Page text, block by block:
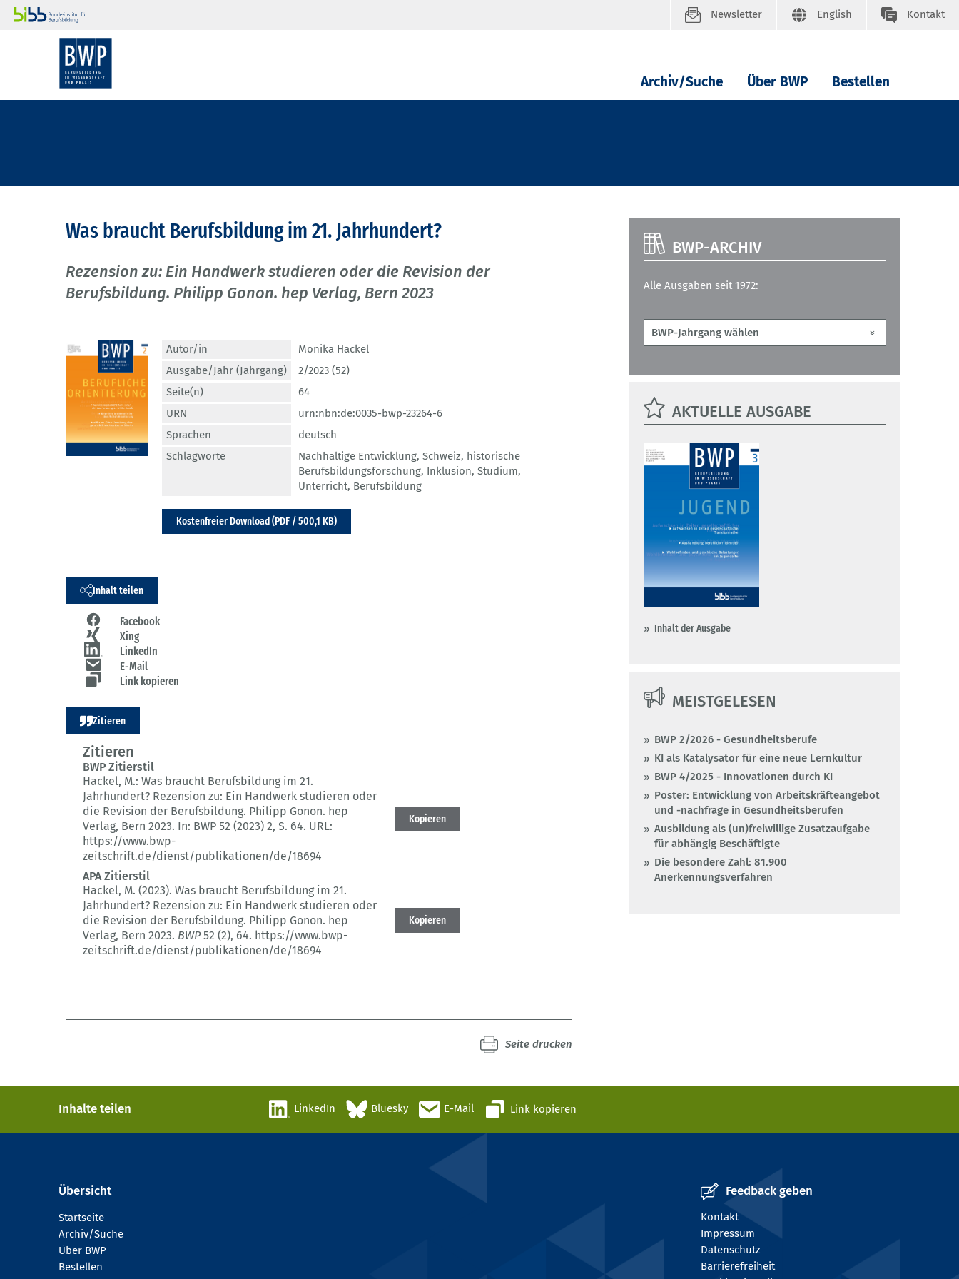
Newsletter English Kontakt
Archiv/Suche Über BWP Bestellen
Was braucht Berufsbildung im 21. Jahrhundert?
Rezension zu: Ein Handwerk studieren oder die Revision der
Berufsbildung. Philipp Gonon. hep Verlag, Bern 2023
Autor/in
Monika Hackel
Ausgabe/Jahr (Jahrgang)
2/2023 (52)
Seite(n)
64
URN
urn:nbn:de:0035-bwp-23264-6
Sprachen
deutsch
Schlagworte
Nachhaltige Entwicklung, Schweiz, historische
Berufsbildungsforschung, Inklusion, Studium,
Unterricht, Berufsbildung
Kostenfreier Download (PDF / 500,1 KB)
Inhalt teilen
Facebook
Xing
LinkedIn
E-Mail
Link kopieren
Zitieren
Zitieren
BWP Zitierstil
Hackel, M.: Was braucht Berufsbildung im 21.
Jahrhundert? Rezension zu: Ein Handwerk studieren oder
die Revision der Berufsbildung. Philipp Gonon. hep
Verlag, Bern 2023. In: BWP 52 (2023) 2, S. 64. URL:
https://www.bwp-
zeitschrift.de/dienst/publikationen/de/18694
Kopieren
APA Zitierstil
Hackel, M. (2023). Was braucht Berufsbildung im 21.
Jahrhundert? Rezension zu: Ein Handwerk studieren oder
die Revision der Berufsbildung. Philipp Gonon. hep
Verlag, Bern 2023. BWP52 (2), 64. https://www.bwp-
zeitschrift.de/dienst/publikationen/de/18694
Kopieren
Seite drucken
BWP-ARCHIV
Alle Ausgaben seit 1972:
AKTUELLE AUSGABE
Inhalt der Ausgabe
MEISTGELESEN
BWP 2/2026 - Gesundheitsberufe
KI als Katalysator für eine neue Lernkultur
BWP 4/2025 - Innovationen durch KI
Poster: Entwicklung von Arbeitskräfteangebot
und -nachfrage in Gesundheitsberufen
Ausbildung als (un)freiwillige Zusatzaufgabe
für abhängig Beschäftigte
Die besondere Zahl: 81.900
Anerkennungsverfahren
Inhalte teilen LinkedIn Bluesky E-Mail Link kopieren
Übersicht
Startseite
Archiv/Suche
Über BWP
Bestellen
Feedback geben
Kontakt
Impressum
Datenschutz
Barrierefreiheit